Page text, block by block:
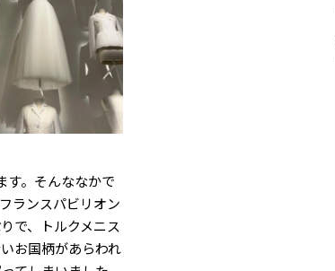
す。そんななかで
ランスパビリオン
で、トルクメニス
お国柄があらわれ